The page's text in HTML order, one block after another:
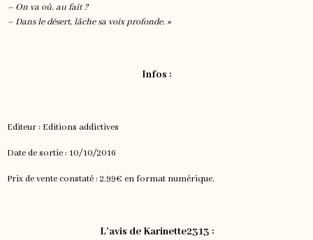
– On va où, au fait ?
– Dans le désert, lâche sa voix profonde. »
Infos :
Editeur : Editions addictives
Date de sortie : 10/10/2016
Prix de vente constaté : 2.99€ en format numérique.
L’avis de Karinette2313 :